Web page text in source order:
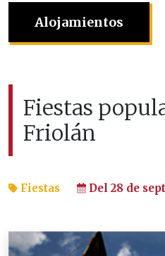
Alojamientos
Fiestas
Friolán
Fiestas Del 28 de